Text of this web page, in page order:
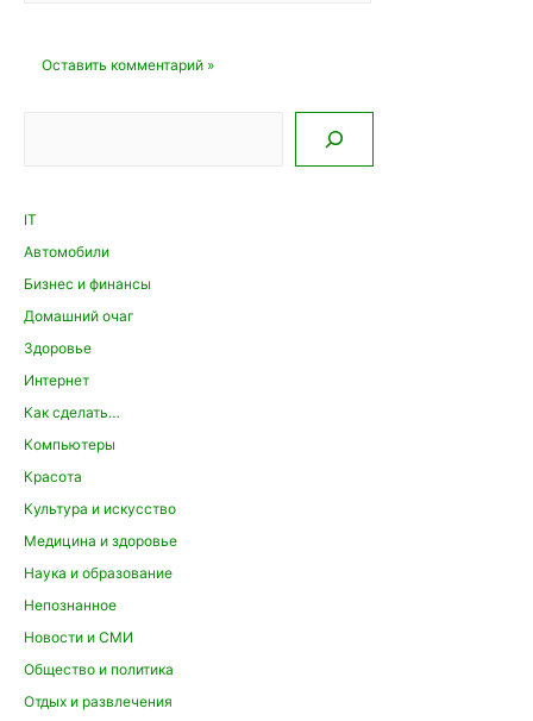
IT
Автомобили
Бизнес и финансы
Домашний очаг
Здоровье
Интернет
Как сделать…
Компьютеры
Красота
Культура и искусство
Медицина и здоровье
Наука и образование
Непознанное
Новости и СМИ
Общество и политика
Отдых и развлечения